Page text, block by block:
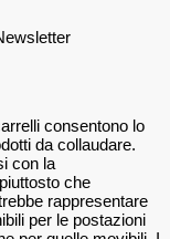
consentono lo
da collaudare.
con la
che
rappresentare
per le postazioni